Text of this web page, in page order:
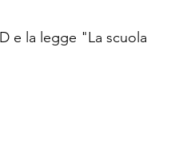
e la legge "La scuola